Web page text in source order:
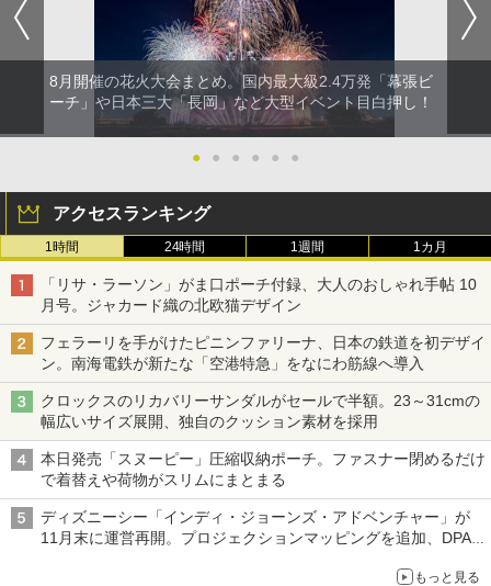
8月開催の花火大会まとめ。国内最大級2.4万発「幕張ビ
ーチ」や日本三大「長岡」など大型イベント目白押し！
● ● ● ● ● ●
アクセスランキング
1時間 24時間 1週間 1カ月
「リサ・ラーソン」がま口ポーチ付録、大人のおしゃれ手帖 10
月号。ジャカード織の北欧猫デザイン
フェラーリを手がけたピニンファリーナ、日本の鉄道を初デザイ
ン。南海電鉄が新たな「空港特急」をなにわ筋線へ導入
クロックスのリカバリーサンダルがセールで半額。23～31cmの
幅広いサイズ展開、独自のクッション素材を採用
本日発売「スヌーピー」圧縮収納ポーチ。ファスナー閉めるだけ
で着替えや荷物がスリムにまとまる
ディズニーシー「インディ・ジョーンズ・アドベンチャー」が
11月末に運営再開。プロジェクションマッピングを追加、DPA
もっと見る